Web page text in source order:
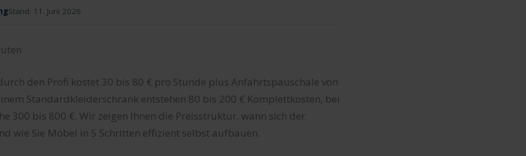
Stand: 11. Juni 2026
den Profi kostet 30 bis 80 € pro Stunde plus Anfahrtspauschale von
Standardkleiderschrank entstehen 80 bis 200 € Komplettkosten, bei
300 bis 800 €. Wir zeigen Ihnen die Preisstruktur, wann sich der
wie Sie Möbel in 5 Schritten effizient selbst aufbauen.